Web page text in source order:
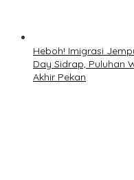
Heboh! Imigrasi
Day Sidrap, Puluhan
Akhir Pekan